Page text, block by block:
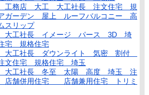
工務店 大工 大工社長 注文住宅 規
ーデン 屋上 ルーフバルコニー 高
リップ
大工社長 イメージ パース 3D 埼
宅 規格住宅
大工社長 ダウンライト 気密 割付
文住宅 規格住宅 埼玉
大工社長 冬至 太陽 高度 埼玉 注
店舗併用住宅 店舗兼用住宅 トリミ